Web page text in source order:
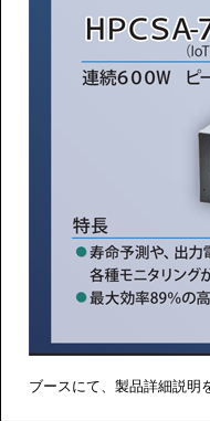
ブースにて、製品詳細説明